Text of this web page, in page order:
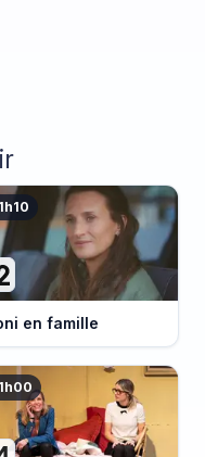
en famille